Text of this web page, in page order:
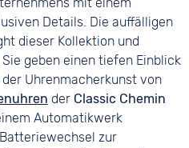
mit einem
Details. Die auffälligen
dieser Kollektion und
geben einen tiefen Einblick
Uhrenmacherkunst von
der Classic Chemin
Automatikwerk
zur